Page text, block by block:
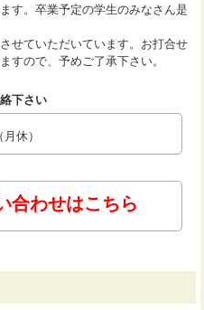
す。卒業予定の学生のみなさん是
せていただいています。お打合せ
すので、予めご了承下さい。
下さい
休）
合わせはこちら